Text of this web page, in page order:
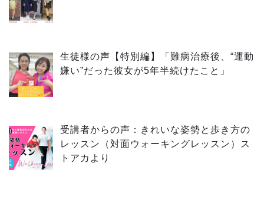
生徒様の声【特別編】「難病治療後、“運動
嫌い”だった彼女が5年半続けたこと」
受講者からの声：きれいな姿勢と歩き方の
レッスン（対面ウォーキングレッスン）ス
トアカより